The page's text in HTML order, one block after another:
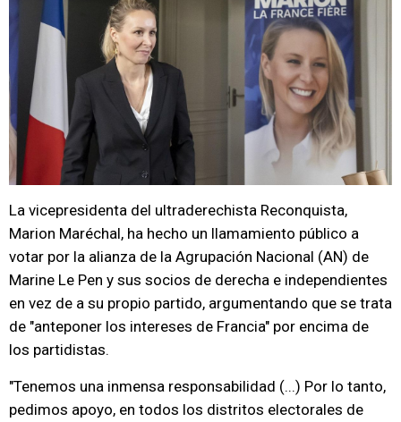
La vicepresidenta del ultraderechista Reconquista,
Marion Maréchal, ha hecho un llamamiento público a
votar por la alianza de la Agrupación Nacional (AN) de
Marine Le Pen y sus socios de derecha e independientes
en vez de a su propio partido, argumentando que se trata
de "anteponer los intereses de Francia" por encima de
los partidistas.
"Tenemos una inmensa responsabilidad (...) Por lo tanto,
pedimos apoyo, en todos los distritos electorales de